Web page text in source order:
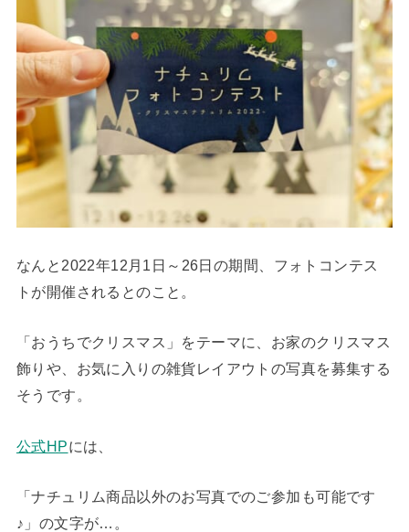
なんと2022年12月1日～26日の期間、フォトコンテス
トが開催されるとのこと。
「おうちでクリスマス」をテーマに、お家のクリスマス
飾りや、お気に入りの雑貨レイアウトの写真を募集する
そうです。
公式HPには、
「ナチュリム商品以外のお写真でのご参加も可能です
♪」の文字が…。